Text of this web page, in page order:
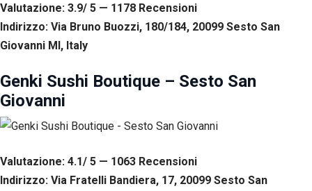
Valutazione: 3.9/ 5 — 1178 Recensioni
Indirizzo: Via Bruno Buozzi, 180/184, 20099 Sesto San
Giovanni MI, Italy
Genki Sushi Boutique – Sesto San
Giovanni
Valutazione: 4.1/ 5 — 1063 Recensioni
Indirizzo: Via Fratelli Bandiera, 17, 20099 Sesto San
e offerte
personalizzati.